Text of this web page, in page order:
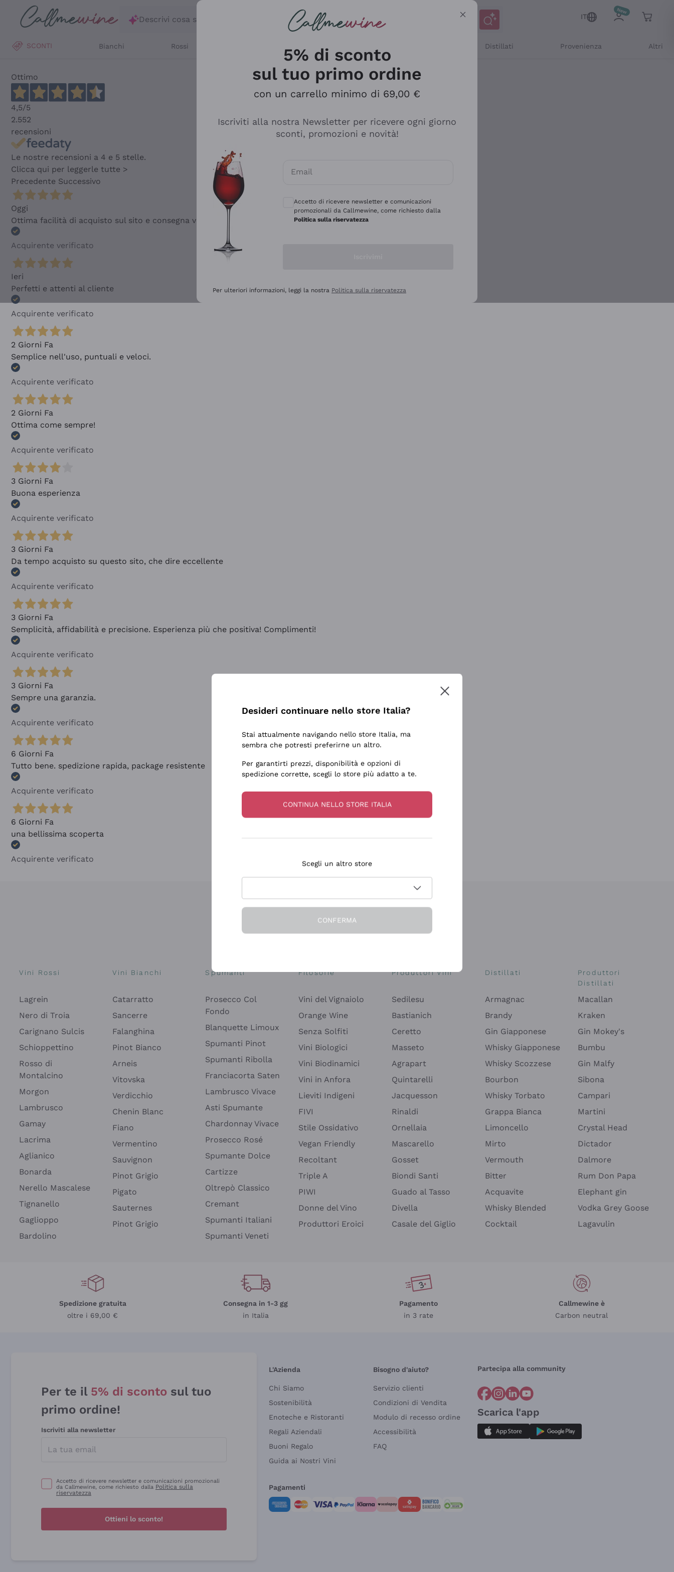
Salta al contenuto principale
Descrivi cosa stai cercando
IT
SCONTI Bianchi Rossi Distillati Provenienza Altri
Ottimo
4,5/5
2.552
recensioni
Le nostre recensioni a 4 e 5 stelle.
Clicca qui per leggerle tutte >
Precedente Successivo
Oggi
Ottima facilità di acquisto sul sito e consegna velocissima
Acquirente verificato
Ieri
Perfetti e attenti al cliente
Acquirente verificato
2 Giorni Fa
Semplice nell'uso, puntuali e veloci.
Acquirente verificato
2 Giorni Fa
Ottima come sempre!
Acquirente verificato
3 Giorni Fa
Buona esperienza
Acquirente verificato
3 Giorni Fa
Da tempo acquisto su questo sito, che dire eccellente
Acquirente verificato
3 Giorni Fa
Semplicità, affidabilità e precisione. Esperienza più che positiva! Complimenti!
Acquirente verificato
3 Giorni Fa
Sempre una garanzia.
Acquirente verificato
6 Giorni Fa
Tutto bene. spedizione rapida, package resistente
Acquirente verificato
6 Giorni Fa
una bellissima scoperta
Acquirente verificato
Esplora il catalogo
Vini Rossi
Lagrein
Nero di Troia
Carignano Sulcis
Schioppettino
Rosso di
Montalcino
Morgon
Lambrusco
Gamay
Lacrima
Aglianico
Bonarda
Nerello Mascalese
Tignanello
Gaglioppo
Bardolino
Vini Bianchi
Catarratto
Sancerre
Falanghina
Pinot Bianco
Arneis
Vitovska
Verdicchio
Chenin Blanc
Fiano
Vermentino
Sauvignon
Pinot Grigio
Pigato
Sauternes
Pinot Grigio
Spumanti
Prosecco Col
Fondo
Blanquette Limoux
Spumanti Pinot
Spumanti Ribolla
Franciacorta Saten
Lambrusco Vivace
Asti Spumante
Chardonnay Vivace
Prosecco Rosé
Spumante Dolce
Cartizze
Oltrepò Classico
Cremant
Spumanti Italiani
Spumanti Veneti
Filosofie
Vini del Vignaiolo
Orange Wine
Senza Solfiti
Vini Biologici
Vini Biodinamici
Vini in Anfora
Lieviti Indigeni
FIVI
Stile Ossidativo
Vegan Friendly
Recoltant
Triple A
PIWI
Donne del Vino
Produttori Eroici
Produttori Vini
Sedilesu
Bastianich
Ceretto
Masseto
Agrapart
Quintarelli
Jacquesson
Rinaldi
Ornellaia
Mascarello
Gosset
Biondi Santi
Guado al Tasso
Divella
Casale del Giglio
Distillati
Armagnac
Brandy
Gin Giapponese
Whisky Giapponese
Whisky Scozzese
Bourbon
Whisky Torbato
Grappa Bianca
Limoncello
Mirto
Vermouth
Bitter
Acquavite
Whisky Blended
Cocktail
Produttori
Distillati
Macallan
Kraken
Gin Mokey's
Bumbu
Gin Malfy
Sibona
Campari
Martini
Crystal Head
Dictador
Dalmore
Rum Don Papa
Elephant gin
Vodka Grey Goose
Lagavulin
Spedizione gratuita
oltre i 69,00 €
Consegna in 1-3 gg
in Italia
Pagamento
in 3 rate
Callmewine è
Carbon neutral
Per te il 5% di sconto sul tuo
primo ordine!
Iscriviti alla newsletter
Accetto di ricevere newsletter e comunicazioni promozionali
da Callmewine, come richiesto dalla Politica sulla
riservatezza
Ottieni lo sconto!
L'Azienda
Chi Siamo
Sostenibilità
Enoteche e Ristoranti
Regali Aziendali
Buoni Regalo
Guida ai Nostri Vini
Bisogno d'aiuto?
Servizio clienti
Condizioni di Vendita
Modulo di recesso ordine
Accessibilità
FAQ
Partecipa alla community
Scarica l'app
Pagamenti
5% di sconto
sul tuo primo ordine
con un carrello minimo di 69,00 €
Iscriviti alla nostra Newsletter per ricevere ogni giorno
sconti, promozioni e novità!
Email
Accetto di ricevere newsletter e comunicazioni
promozionali da Callmewine, come richiesto dalla
Politica sulla riservatezza
Per ulteriori informazioni, leggi la nostra Politica sulla riservatezza
Desideri continuare nello store Italia?
Stai attualmente navigando nello store Italia, ma
sembra che potresti preferirne un altro.
Per garantirti prezzi, disponibilità e opzioni di
spedizione corrette, scegli lo store più adatto a te.
CONTINUA NELLO STORE ITALIA
Scegli un altro store
CONFERMA